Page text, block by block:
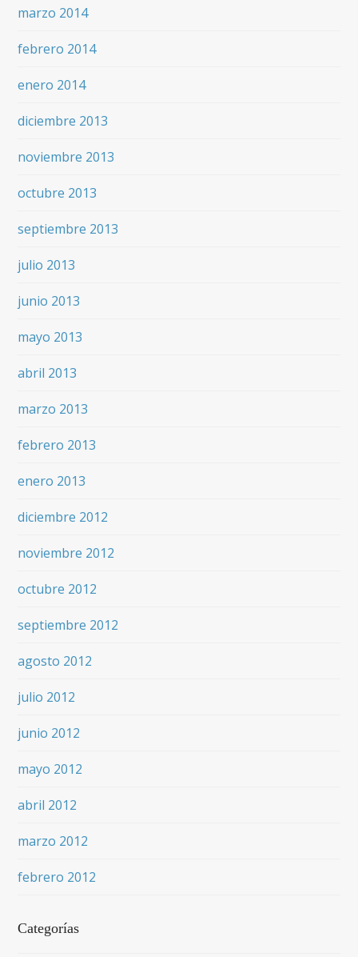
marzo 2014
febrero 2014
enero 2014
diciembre 2013
noviembre 2013
octubre 2013
septiembre 2013
julio 2013
junio 2013
mayo 2013
abril 2013
marzo 2013
febrero 2013
enero 2013
diciembre 2012
noviembre 2012
octubre 2012
septiembre 2012
agosto 2012
julio 2012
junio 2012
mayo 2012
abril 2012
marzo 2012
febrero 2012
Categorías